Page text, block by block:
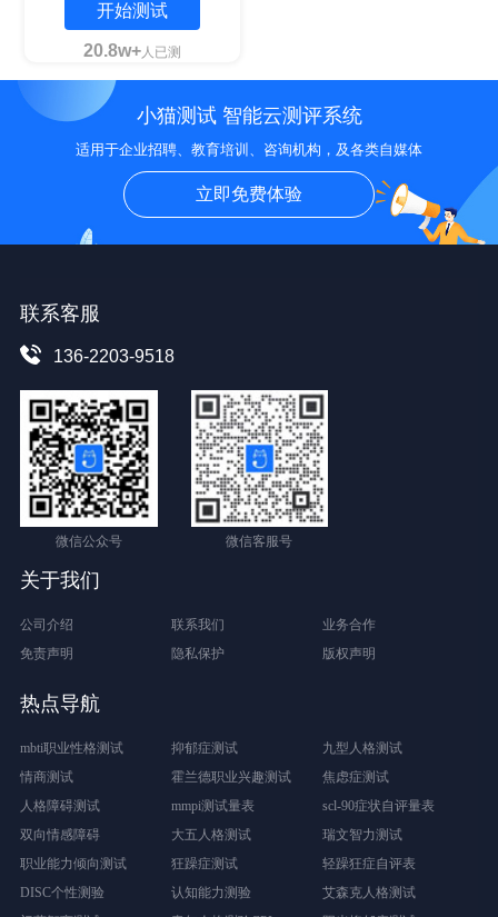
开始测试
20.8w+人已测
小猫测试 智能云测评系统
适用于企业招聘、教育培训、咨询机构，及各类自媒体
立即免费体验
联系客服
136-2203-9518
微信公众号 微信客服号
关于我们
公司介绍 联系我们
业务合作
免责声明
隐私保护 版权声明
热点导航
mbti职业性格测试 抑郁症测试
九型人格测试
情商测试
霍兰德职业兴趣测试
焦虑症测试
人格障碍测试
mmpi测试量表
scl-90症状自评量表
双向情感障碍
大五人格测试
瑞文智力测试
职业能力倾向测试
狂躁症测试
轻躁狂症自评表
DISC个性测验
认知能力测验
艾森克人格测试